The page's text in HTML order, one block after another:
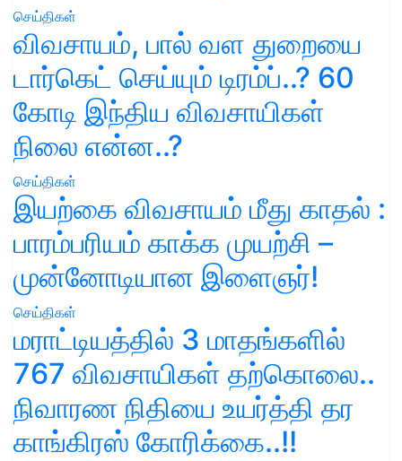
செய்திகள்
விவசாயம், பால் வள துறையை
டார்கெட் செய்யும் டிரம்ப்..? 60
கோடி இந்திய விவசாயிகள்
நிலை என்ன..?
செய்திகள்
இயற்கை விவசாயம் மீது காதல் :
பாரம்பரியம் காக்க முயற்சி –
முன்னோடியான இளைஞர்!
செய்திகள்
மராட்டியத்தில் 3 மாதங்களில்
767 விவசாயிகள் தற்கொலை..
நிவாரண நிதியை உயர்த்தி தர
காங்கிரஸ் கோரிக்கை..!!